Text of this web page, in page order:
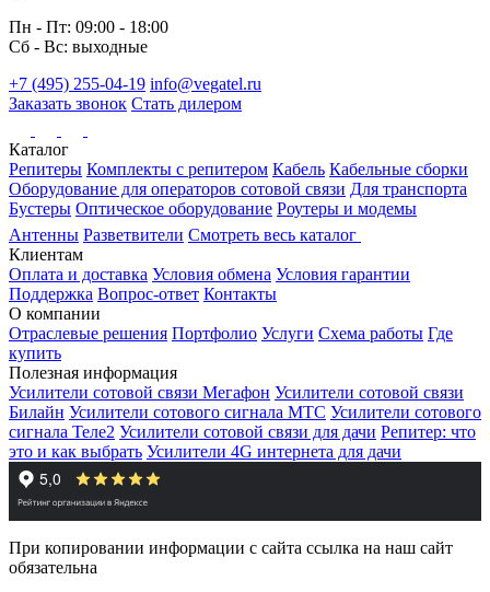
Пн - Пт: 09:00 - 18:00
Сб - Вс: выходные
+7 (495) 255-04-19 info@vegatel.ru
Заказать звонок Стать дилером
Каталог
Репитеры Комплекты с репитером Кабель Кабельные сборки
Оборудование для операторов сотовой связи Для транспорта
Бустеры Оптическое оборудование Роутеры и модемы
Антенны Разветвители Смотреть весь каталог
Клиентам
Оплата и доставка Условия обмена Условия гарантии
Поддержка Вопрос-ответ Контакты
О компании
Отраслевые решения Портфолио Услуги Схема работы Где
купить
Полезная информация
Усилители сотовой связи Мегафон Усилители сотовой связи
Билайн Усилители сотового сигнала МТС Усилители сотового
сигнала Теле2 Усилители сотовой связи для дачи Репитер: что
это и как выбрать Усилители 4G интернета для дачи
При копировании информации с сайта ссылка на наш сайт
обязательна